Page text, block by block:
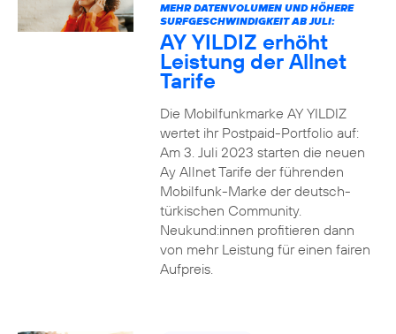
MEHR DATENVOLUMEN UND HÖHERE
SURFGESCHWINDIGKEIT AB JULI:
AY YILDIZ erhöht
Leistung der Allnet
Tarife
Die Mobilfunkmarke AY YILDIZ
wertet ihr Postpaid-Portfolio auf:
Am 3. Juli 2023 starten die neuen
Ay Allnet Tarife der führenden
Mobilfunk-Marke der deutsch-
türkischen Community.
Neukund:innen profitieren dann
von mehr Leistung für einen fairen
Aufpreis.